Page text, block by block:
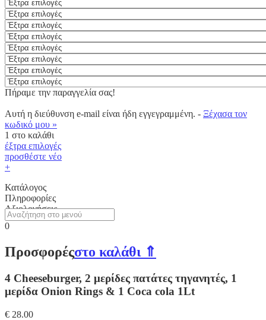
Πήραμε την παραγγελία σας!
Αυτή η διεύθυνση e-mail είναι ήδη εγγεγραμμένη. - Ξέχασα τον
κωδικό μου »
1 στο καλάθι
έξτρα επιλογές
προσθέστε νέο
+
Κατάλογος
Πληροφορίες
Αξιολογήσεις
0
Προσφορέςστο καλάθι ⇑
4 Cheeseburger, 2 μερίδες πατάτες τηγανητές, 1
μερίδα Onion Rings & 1 Coca cola 1Lt
€ 28.00